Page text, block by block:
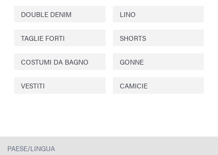
DOUBLE DENIM LINO
TAGLIE FORTI SHORTS
COSTUMI DA BAGNO GONNE
VESTITI CAMICIE
PAESE/LINGUA